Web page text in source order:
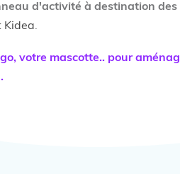
d'activité à destination
Kidea.
votre mascotte.. pour